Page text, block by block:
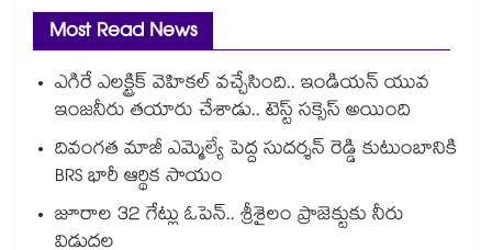
Most Read News
ఎగిరే ఎలక్ట్రిక్ వెహికల్ వచ్చేసింది.. ఇండియన్ యువ
ఇంజనీరు తయారు చేశాడు.. టెస్ట్ సక్సెస్ అయింది
దివంగత మాజీ ఎమ్మెల్యే పెద్ద సుదర్శన్ రెడ్డి కుటుంబానికి
BRS భారీ ఆర్థిక సాయం
జూరాల 32 గేట్లు ఓపెన్.. శ్రీశైలం ప్రాజెక్టుకు నీరు